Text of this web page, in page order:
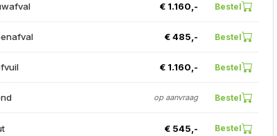
€ 1.160,- Bestel
€ 485,- Bestel
€ 1.160,- Bestel
op aanvraag Bestel
€ 545,- Bestel